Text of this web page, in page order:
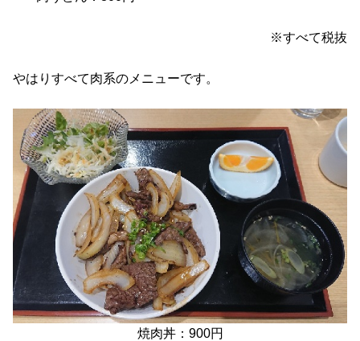
※すべて税抜
やはりすべて肉系のメニューです。
焼肉丼：900円